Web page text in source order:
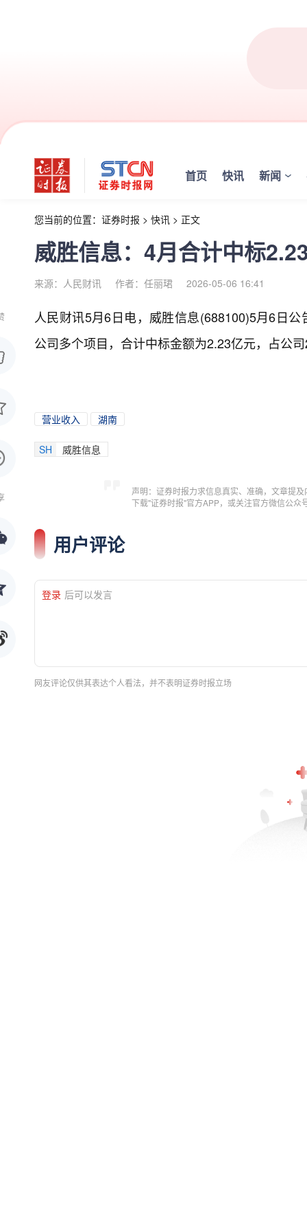
首页 快讯 新闻
您当前的位置： 证券时报 > 快讯 > 正文
威胜信息：4月合计中标
来源：人民财讯 作者：任丽珺 2026-05-06 16:41
人民财讯5月6日电， 威胜信息(688100)5月6日
公司多个项目，合计中标金额为2.23亿元，占公
营业收入 湖南
SH 威胜信息
声明：证券时报力求信息真实、准确，文章提
下载"证券时报"官方APP，或关注官方微信公
用户评论
登录 后可以发言
网友评论仅供其表达个人看法，并不表明证券时报立场